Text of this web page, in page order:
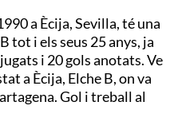
a Ècija, Sevilla, té una
tot i els seus 25 anys, ja
i 20 gols anotats. Ve
a Ècija, Elche B, on va
Gol i treball al